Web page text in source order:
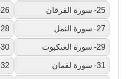
25- سورة الفرقان 26- سورة الشعراء
27- سورة النمل 28- سورة القصص
29- سورة العنكبوت 30- سورة الروم
31- سورة لقمان 32- سورة السجدة